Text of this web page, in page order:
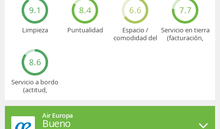
9.1
Limpieza
8.4
Puntualidad
6.6
Espacio /
comodidad del
7.7
Servicio en tierra
(facturación,
8.6
Servicio a bordo
(actitud,
Air Europa
Bueno